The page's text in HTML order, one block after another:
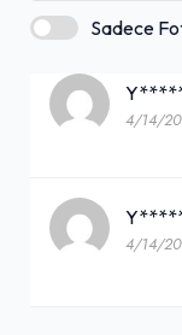
Sadece
4/14/
4/14/